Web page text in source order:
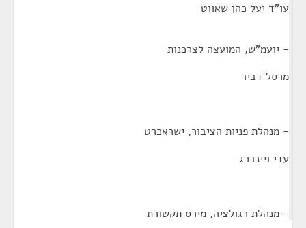
עו"ד יעל כהן שאווט
- יועמ"ש, המועצה לצרכנות
מרסל דביר
- מנהלת פניות הציבור, ישראכרט
עדי ויינברג
- מנהלת רגולציה, מירס תקשורת